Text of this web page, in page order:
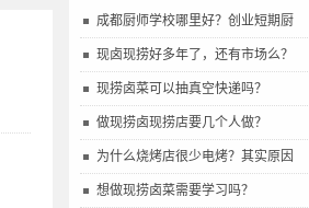
成都厨师学校哪里好？创业短期厨
现卤现捞好多年了，还有市场么？
现捞卤菜可以抽真空快递吗？
做现捞卤现捞店要几个人做？
为什么烧烤店很少电烤？其实原因
想做现捞卤菜需要学习吗？